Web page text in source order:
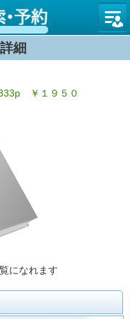
図書館
細
￥１９５０
になれます